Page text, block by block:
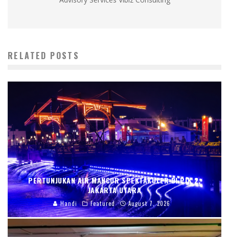
RELATED POSTS
PERTUNJUKAN AIR MANCUR SPEKTAKULER DI PIK 2,
JAKARTA UTARA
Handi Featured August 7, 2026